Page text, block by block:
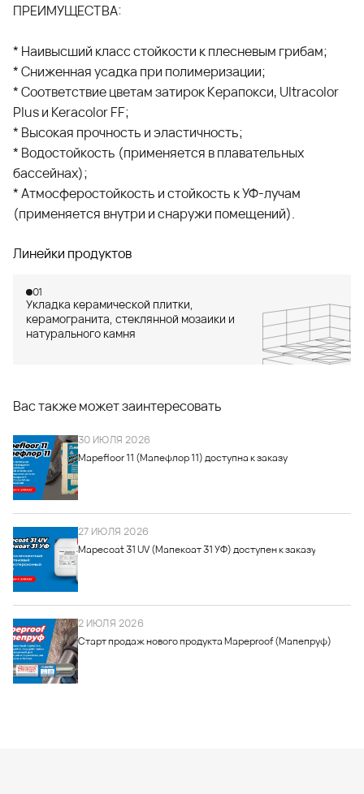
ПРЕИМУЩЕСТВА:
* Наивысший класс стойкости к плесневым грибам;
* Сниженная усадка при полимеризации;
* Соответствие цветам затирок Керапокси, Ultracolor
Plus и Keracolor FF;
* Высокая прочность и эластичность;
* Водостойкость (применяется в плавательных
бассейнах);
* Атмосферостойкость и стойкость к УФ-лучам
(применяется внутри и снаружи помещений).
Линейки продуктов
01
Укладка керамической плитки,
керамогранита, стеклянной мозаики и
натурального камня
Вас также может заинтересовать
30 ИЮЛЯ 2026
Mapefloor 11 (Мапефлор 11) доступна к заказу
27 ИЮЛЯ 2026
Mapecoat 31 UV (Мапекоат 31 УФ) доступен к заказу
2 ИЮЛЯ 2026
Старт продаж нового продукта Mapeproof (Мапепруф)